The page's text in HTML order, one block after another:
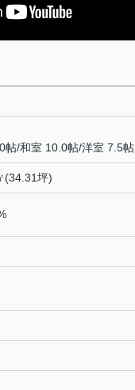
帖/和室 10.0帖/洋室 7.5帖
(34.31坪)